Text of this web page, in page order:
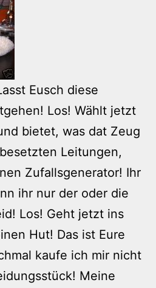
Eusch diese
Los! Wählt jetzt
bietet, was dat Zeug
Leitungen,
Zufallsgenerator! Ihr
ihr nur der oder die
Los! Geht jetzt ins
Hut! Das ist Eure
kaufe ich mir nicht
Meine